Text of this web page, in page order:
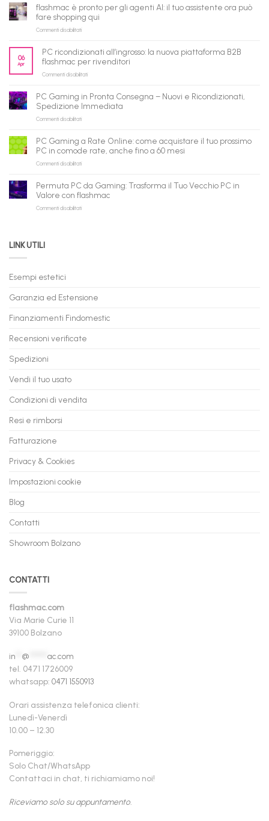
flashmac è pronto per gli agenti AI: il tuo assistente ora può
fare shopping qui
Commenti disabilitatisu
pronto
per
gli
AI:
il
tuo
assistente
può
fare
shopping
qui
06
Apr
PC ricondizionati all’ingrosso: la nuova piattaforma B2B
flashmac per rivenditori
Commenti disabilitatisu
ricondizionati
all’ingrosso:
la
B2B
flashmac
per
PC Gaming in Pronta Consegna – Nuovi e Ricondizionati,
Spedizione Immediata
Commenti disabilitatisu
Gaming
in
Pronta
Consegna
Nuovi
Ricondizionati,
Spedizione
PC Gaming a Rate Online: come acquistare il tuo prossimo
PC in comode rate, anche fino a 60 mesi
Commenti disabilitatisu
Gaming
a
Rate
Online:
anche
a
Permuta PC da Gaming: Trasforma il Tuo Vecchio PC in
Valore con flashmac
Commenti disabilitatisu
in
con
LINK UTILI
Esempi estetici
Garanzia ed Estensione
Finanziamenti Findomestic
Recensioni verificate
Spedizioni
Vendi il tuo usato
Condizioni di vendita
Resi e rimborsi
Fatturazione
Privacy & Cookies
Impostazioni cookie
Blog
Contatti
Showroom Bolzano
CONTATTI
flashmac.com
Via Marie Curie 11
39100 Bolzano
in @
ac.com
tel. 0471 1726009
whatsapp: 0471 1550913
Orari assistenza telefonica clienti:
Lunedì-Venerdì
10.00 – 12.30
Pomeriggio:
Solo Chat/WhatsApp
Contattaci in chat, ti richiamiamo noi!
Riceviamo solo su appuntamento.